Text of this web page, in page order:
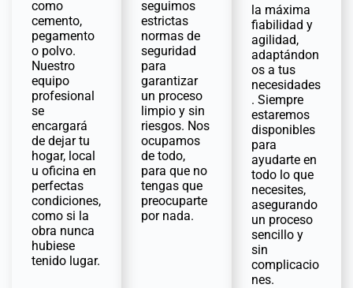
como
cemento,
pegamento
o polvo.
Nuestro
equipo
profesional
se
encargará
de dejar tu
hogar, local
u oficina en
perfectas
condiciones,
como si la
obra nunca
hubiese
tenido lugar.
seguimos
estrictas
normas de
seguridad
para
garantizar
un proceso
limpio y sin
riesgos. Nos
ocupamos
de todo,
para que no
tengas que
preocuparte
por nada.
la máxima
fiabilidad y
agilidad,
adaptándon
os a tus
necesidades
. Siempre
estaremos
disponibles
para
ayudarte en
todo lo que
necesites,
asegurando
un proceso
sencillo y
sin
complicacio
nes.